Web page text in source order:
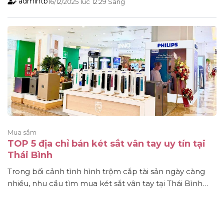
cảnh hoàn hảo cho những chuyến đi hai người. Không
Mua sắm
TOP 5 địa chỉ bán két sắt vân tay uy tín tại
Thái Bình
Trong bối cảnh tình hình trộm cắp tài sản ngày càng
nhiều, nhu cầu tìm mua két sắt vân tay tại Thái Bình